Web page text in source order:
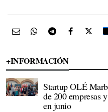
+INFORMACIÓN
Startup OLÉ
de 200 empresas
en junio